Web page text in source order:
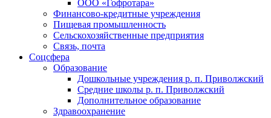
ООО «Гофротара»
Финансово-кредитные учреждения
Пищевая промышленность
Сельскохозяйственные предприятия
Связь, почта
Соцсфера
Образование
Дошкольные учреждения р. п. Приволжский
Средние школы р. п. Приволжский
Дополнительное образование
Здравоохранение